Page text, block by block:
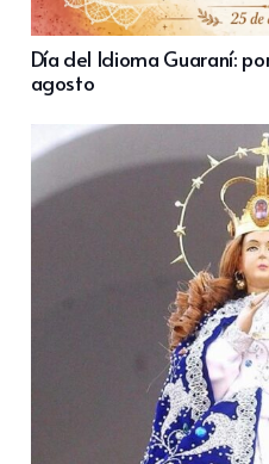
Día del Idioma Guaraní:
agosto